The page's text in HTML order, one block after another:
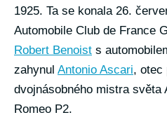
1925. Ta se konala 26.
Automobile Club de France
Robert Benoist s
zahynul Antonio Ascari, otec
dvojnásobného mistra světa
Romeo P2.